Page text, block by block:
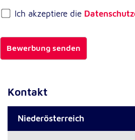
Ich akzeptiere die
Bewerbung senden
Kontakt
Niederösterreich
Um Inhalte von
Kartendiensten anzeigen zu
diesen externen Diensten
Anbieter:
Google LLC